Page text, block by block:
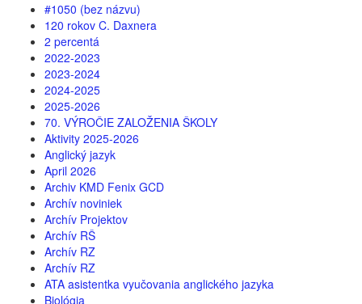
#1050 (bez názvu)
120 rokov C. Daxnera
2 percentá
2022-2023
2023-2024
2024-2025
2025-2026
70. VÝROČIE ZALOŽENIA ŠKOLY
Aktivity 2025-2026
Anglický jazyk
April 2026
Archiv KMD Fenix GCD
Archív noviniek
Archív Projektov
Archív RŠ
Archív RZ
Archív RZ
ATA asistentka vyučovania anglického jazyka
Biológia